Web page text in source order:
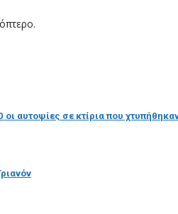
αυτοψίες σε κτίρια που